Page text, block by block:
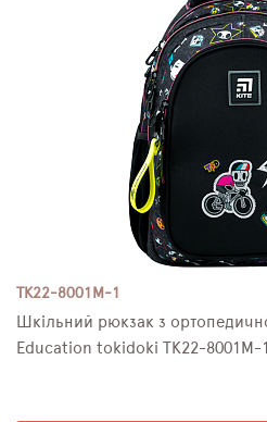
TK22-8001M-1
Шкільний рюкзак з
Education tokidoki TK22-8001M-1